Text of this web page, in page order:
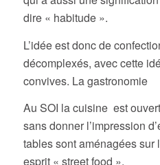
dire « habitude ».
L’idée est donc de
décomplexés, avec cette
convives. La gastronomie
Au SOI la cuisine est
sans donner l’impression
tables sont aménagées sur
esprit « street food ».